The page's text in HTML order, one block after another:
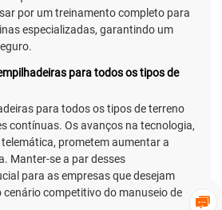

por um treinamento completo para
especializadas, garantindo um
para todos os tipos de
para todos os tipos de terreno
contínuas. Os avanços na tecnologia,
prometem aumentar a
Manter-se a par desses
para as empresas que desejam
cenário competitivo do manuseio de